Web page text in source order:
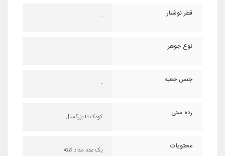
قطر نوشتار -
نوع جوهر -
جنس جعبه -
رده سنی کودک تا بزرگسال
محتویات یک عدد مداد کنته